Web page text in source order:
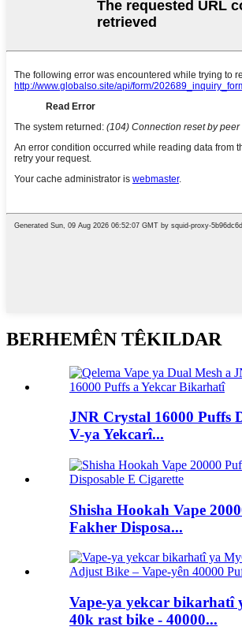
BERHEMÊN TÊKILDAR
JNR Crystal 16000 Puffs
V-ya Yekcarî...
Shisha Hookah Vape
Fakher Disposa...
Vape-ya yekcar bikarhatî
40k rast bike - 40000...